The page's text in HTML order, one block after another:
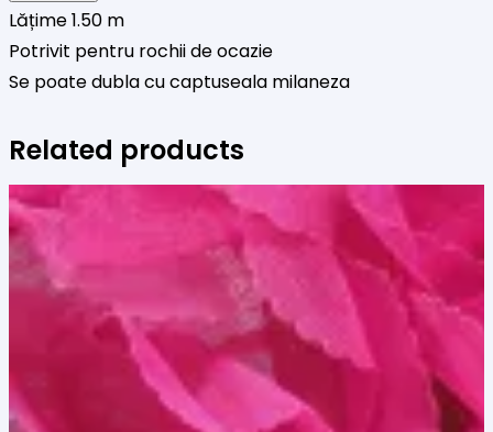
Lățime 1.50 m
Potrivit pentru rochii de ocazie
Se poate dubla cu captuseala milaneza
Related products